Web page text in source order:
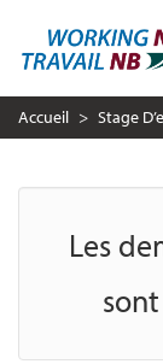
au
contenu
principal
Accueil Stage
Les